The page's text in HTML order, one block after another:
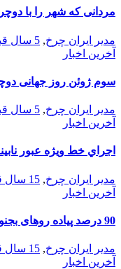
مردانی که شهر را با
مدیر ایران چرخ, 5 سال قبل
آخرین اخبار
سوم ژوئن روز جهانی
مدیر ایران چرخ, 5 سال قبل
آخرین اخبار
اجراي خط ويژه عبور
مدیر ایران چرخ, 15 سال قبل
آخرین اخبار
90 درصد پیاده روهای بجنورد برای معلولان مناسب سازی شد
مدیر ایران چرخ, 15 سال قبل
آخرین اخبار